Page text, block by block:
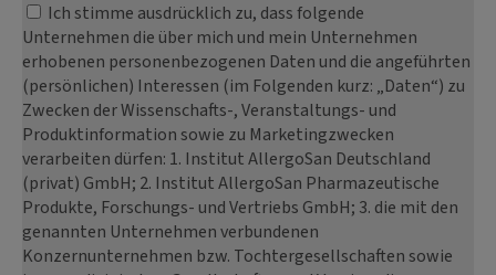
Ich stimme ausdrücklich zu, dass folgende
Unternehmen die über mich und mein Unternehmen
erhobenen personenbezogenen Daten und die angeführten
(persönlichen) Interessen (im Folgenden kurz: „Daten“) zu
Zwecken der Wissenschafts-, Veranstaltungs- und
Produktinformation sowie zu Marketingzwecken
verarbeiten dürfen: 1. Institut AllergoSan Deutschland
(privat) GmbH; 2. Institut AllergoSan Pharmazeutische
Produkte, Forschungs- und Vertriebs GmbH; 3. die mit den
genannten Unternehmen verbundenen
Konzernunternehmen bzw. Tochtergesellschaften sowie